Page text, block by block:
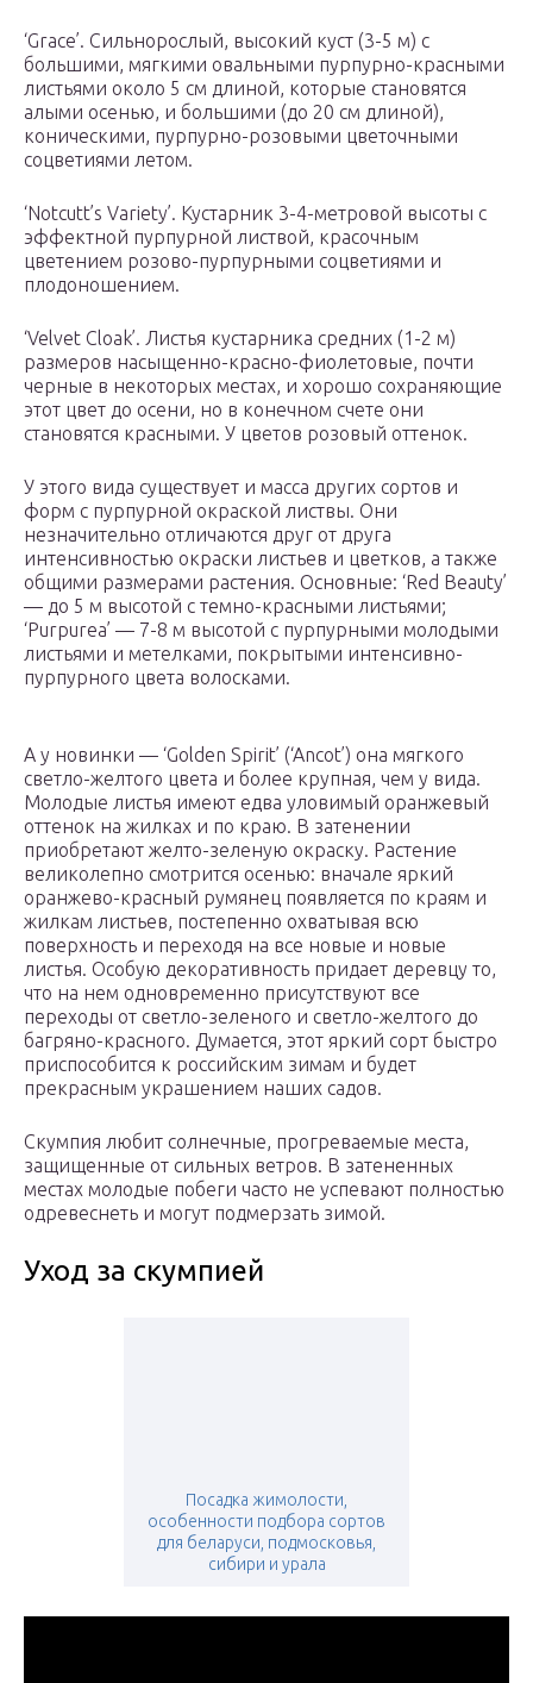
‘Grace’. Сильнорослый, высокий куст (3-5 м) с
большими, мягкими овальными пурпурно-красными
листьями около 5 см длиной, которые становятся
алыми осенью, и большими (до 20 см длиной),
коническими, пурпурно-розовыми цветочными
соцветиями летом.
‘Notcutt’s Variety’. Кустарник 3-4-метровой высоты с
эффектной пурпурной листвой, красочным
цветением розово-пурпурными соцветиями и
плодоношением.
‘Velvet Cloak’. Листья кустарника средних (1-2 м)
размеров насыщенно-красно-фиолетовые, почти
черные в некоторых местах, и хорошо сохраняющие
этот цвет до осени, но в конечном счете они
становятся красными. У цветов розовый оттенок.
У этого вида существует и масса других сортов и
форм с пурпурной окраской листвы. Они
незначительно отличаются друг от друга
интенсивностью окраски листьев и цветков, а также
общими размерами растения. Основные: ‘Red Beauty’
— до 5 м высотой с темно-красными листьями;
‘Purpurea’ — 7-8 м высотой с пурпурными молодыми
листьями и метелками, покрытыми интенсивно-
пурпурного цвета волосками.
А у новинки — ‘Golden Spirit’ (‘Ancot’) она мягкого
светло-желтого цвета и более крупная, чем у вида.
Молодые листья имеют едва уловимый оранжевый
оттенок на жилках и по краю. В затенении
приобретают желто-зеленую окраску. Растение
великолепно смотрится осенью: вначале яркий
оранжево-красный румянец появляется по краям и
жилкам листьев, постепенно охватывая всю
поверхность и переходя на все новые и новые
листья. Особую декоративность придает деревцу то,
что на нем одновременно присутствуют все
переходы от светло-зеленого и светло-желтого до
багряно-красного. Думается, этот яркий сорт быстро
приспособится к российским зимам и будет
прекрасным украшением наших садов.
Скумпия любит солнечные, прогреваемые места,
защищенные от сильных ветров. В затененных
местах молодые побеги часто не успевают полностью
одревеснеть и могут подмерзать зимой.
Уход за скумпией
Посадка жимолости,
особенности подбора сортов
для беларуси, подмосковья,
сибири и урала